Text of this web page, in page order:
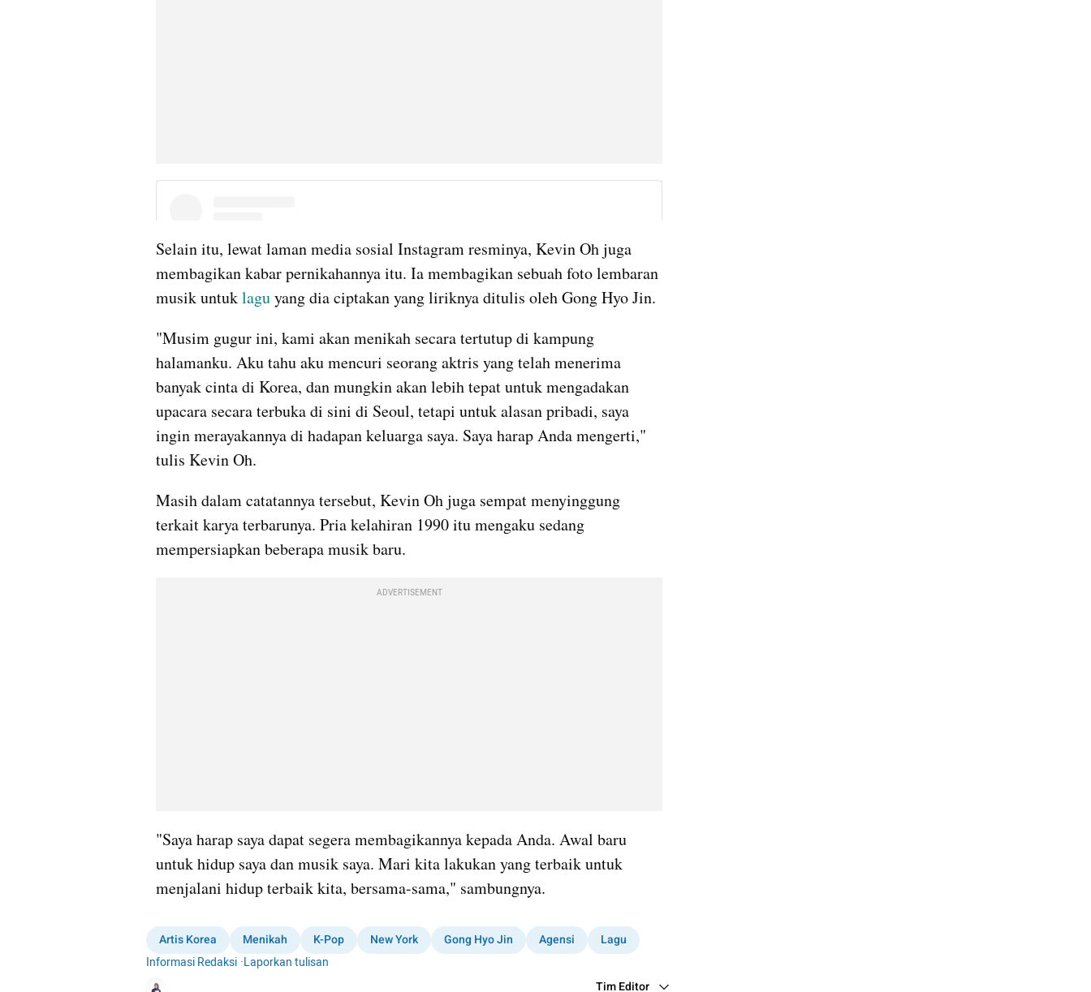
Selain itu, lewat laman media sosial Instagram resminya, Kevin Oh juga
membagikan kabar pernikahannya itu. Ia membagikan sebuah foto lembaran
musik untuk lagu yang dia ciptakan yang liriknya ditulis oleh Gong Hyo Jin.
"Musim gugur ini, kami akan menikah secara tertutup di kampung
halamanku. Aku tahu aku mencuri seorang aktris yang telah menerima
banyak cinta di Korea, dan mungkin akan lebih tepat untuk mengadakan
upacara secara terbuka di sini di Seoul, tetapi untuk alasan pribadi, saya
ingin merayakannya di hadapan keluarga saya. Saya harap Anda mengerti,"
tulis Kevin Oh.
Masih dalam catatannya tersebut, Kevin Oh juga sempat menyinggung
terkait karya terbarunya. Pria kelahiran 1990 itu mengaku sedang
mempersiapkan beberapa musik baru.
ADVERTISEMENT
"Saya harap saya dapat segera membagikannya kepada Anda. Awal baru
untuk hidup saya dan musik saya. Mari kita lakukan yang terbaik untuk
menjalani hidup terbaik kita, bersama-sama," sambungnya.
Artis Korea Menikah K-Pop New York Gong Hyo Jin Agensi
Lagu
Informasi Redaksi ·Laporkan tulisan
Tim Editor